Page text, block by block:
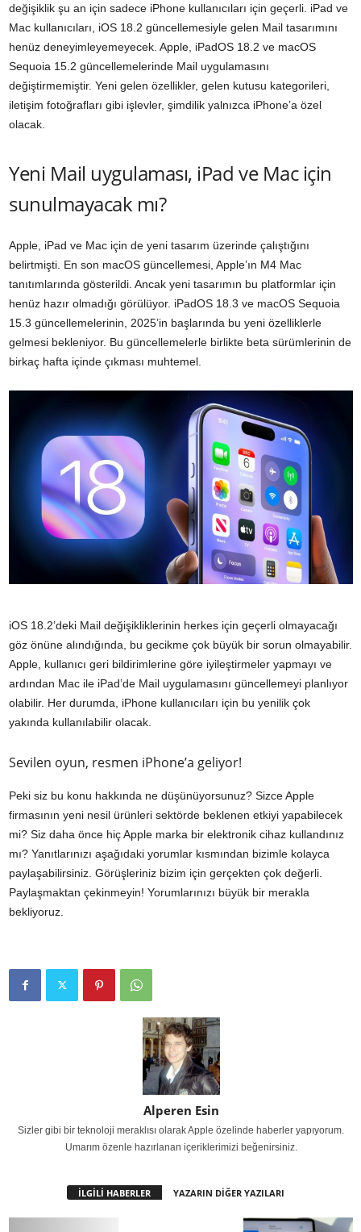
değişiklik şu an için sadece iPhone kullanıcıları için geçerli. iPad ve
Mac kullanıcıları, iOS 18.2 güncellemesiyle gelen Mail tasarımını
henüz deneyimleyemeyecek. Apple, iPadOS 18.2 ve macOS
Sequoia 15.2 güncellemelerinde Mail uygulamasını
değiştirmemiştir. Yeni gelen özellikler, gelen kutusu kategorileri,
iletişim fotoğrafları gibi işlevler, şimdilik yalnızca iPhone’a özel
olacak.
Yeni Mail uygulaması, iPad ve Mac için
sunulmayacak mı?
Apple, iPad ve Mac için de yeni tasarım üzerinde çalıştığını
belirtmişti. En son macOS güncellemesi, Apple’ın M4 Mac
tanıtımlarında gösterildi. Ancak yeni tasarımın bu platformlar için
henüz hazır olmadığı görülüyor. iPadOS 18.3 ve macOS Sequoia
15.3 güncellemelerinin, 2025’in başlarında bu yeni özelliklerle
gelmesi bekleniyor. Bu güncellemelerle birlikte beta sürümlerinin de
birkaç hafta içinde çıkması muhtemel.
iOS 18.2’deki Mail değişikliklerinin herkes için geçerli olmayacağı
göz önüne alındığında, bu gecikme çok büyük bir sorun olmayabilir.
Apple, kullanıcı geri bildirimlerine göre iyileştirmeler yapmayı ve
ardından Mac ile iPad’de Mail uygulamasını güncellemeyi planlıyor
olabilir. Her durumda, iPhone kullanıcıları için bu yenilik çok
yakında kullanılabilir olacak.
Sevilen oyun, resmen iPhone’a geliyor!
Peki siz bu konu hakkında ne düşünüyorsunuz? Sizce Apple
firmasının yeni nesil ürünleri sektörde beklenen etkiyi yapabilecek
mi? Siz daha önce hiç Apple marka bir elektronik cihaz kullandınız
mı? Yanıtlarınızı aşağıdaki yorumlar kısmından bizimle kolayca
paylaşabilirsiniz. Görüşleriniz bizim için gerçekten çok değerli.
Paylaşmaktan çekinmeyin! Yorumlarınızı büyük bir merakla
bekliyoruz.
Alperen Esin
Sizler gibi bir teknoloji meraklısı olarak Apple özelinde haberler yapıyorum.
Umarım özenle hazırlanan içeriklerimizi beğenirsiniz.
İLGİLİ HABERLER YAZARIN DİĞER YAZILARI